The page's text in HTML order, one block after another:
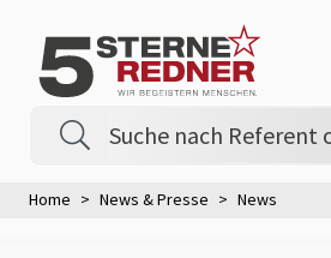
Home News & Presse News